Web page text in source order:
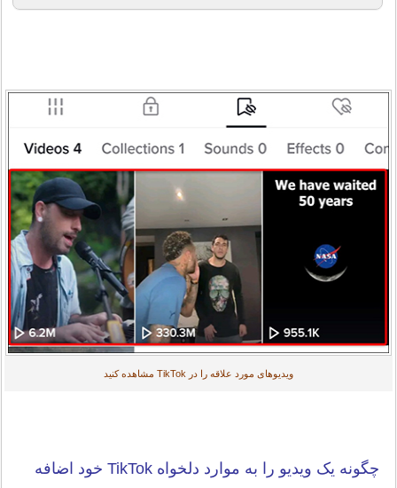
ویدیوهای مورد علاقه را در TikTok مشاهده کنید
چگونه یک ویدیو را به موارد دلخواه TikTok خود اضافه